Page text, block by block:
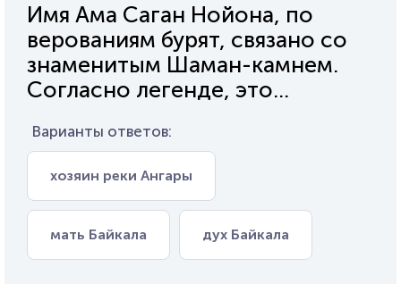
Имя Ама Саган Нойона, по
верованиям бурят, связано со
знаменитым Шаман-камнем.
Согласно легенде, это...
Варианты ответов:
хозяин реки Ангары
мать Байкала дух Байкала